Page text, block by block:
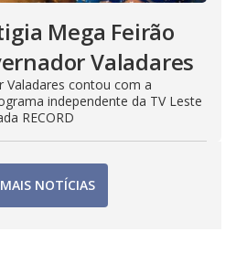
Mega Feirão
Valadares
Valadares contou com a
independente da TV Leste
RECORD
NOTÍCIAS